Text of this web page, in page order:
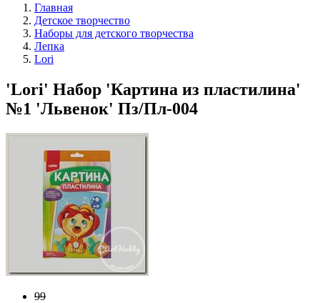
Главная
Детское творчество
Наборы для детского творчества
Лепка
Lori
'Lori' Набор 'Картина из пластилина'
№1 'Львенок' Пз/Пл-004
99